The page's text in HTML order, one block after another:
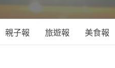
親子報 旅遊報 美食報